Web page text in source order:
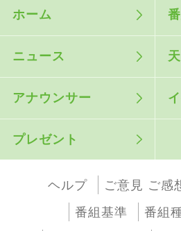
ホーム
ニュース
アナウンサー
プレゼント
ヘルプ ご意見 ご感
番組基準
番組